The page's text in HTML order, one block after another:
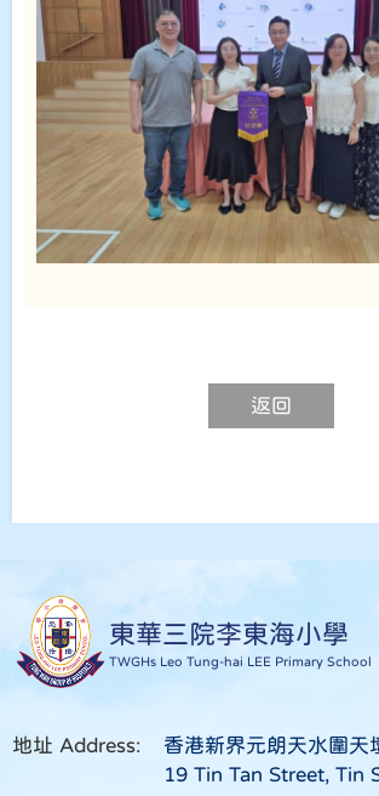
返回
東華三院李東海小學
TWGHs Leo Tung-hai LEE Primary School
地址 Address:
香港新界元朗天水圍天
19 Tin Tan Street, Tin